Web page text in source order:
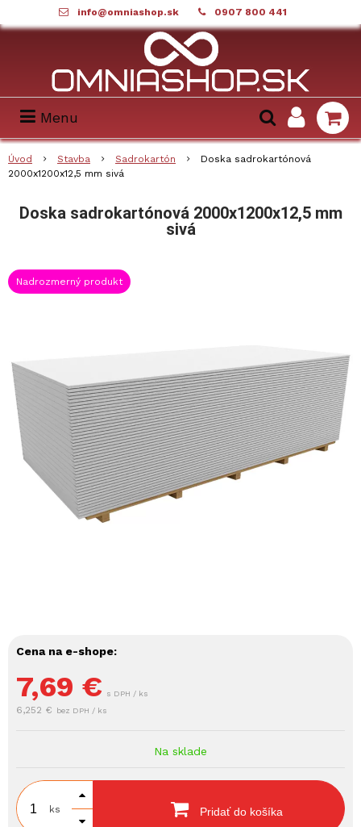
info@omniashop.sk 0907 800 441
Menu
Úvod Stavba Sadrokartón
Doska sadrokartónová
2000x1200x12,5 mm sivá
Doska sadrokartónová 2000x1200x12,5 mm
sivá
Nadrozmerný produkt
Cena na e-shope:
7,69 € s DPH / ks
6,252 € bez DPH / ks
Na sklade
ks Pridať do košíka